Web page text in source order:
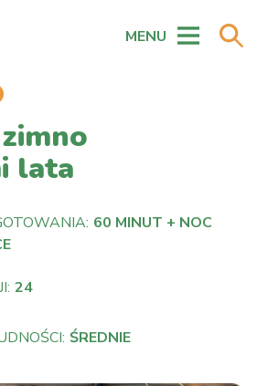
MENU
lata
60 MINUT + NOC
24
ŚREDNIE